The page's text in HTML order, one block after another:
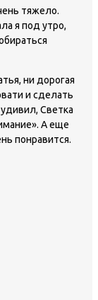
тяжело.
я под утро,
ни дорогая
и сделать
Светка
А еще
понравится.